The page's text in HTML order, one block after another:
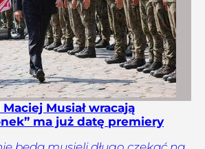
Musiał wracają
ma już datę premiery